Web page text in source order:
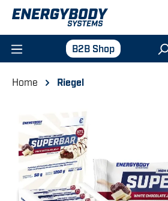
Zum Hauptinhalt springen
B2B Shop
Home
Riegel